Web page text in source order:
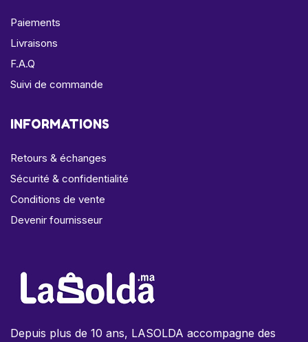
Paiements
Livraisons
F.A.Q
Suivi de commande
INFORMATIONS
Retours & échanges
Sécurité & confidentialité
Conditions de vente
Devenir fournisseur
Depuis plus de 10 ans, LASOLDA accompagne des